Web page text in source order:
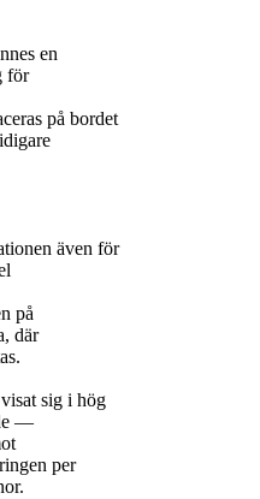
en
för
på bordet
även för
på
där
sig i hög
—
per